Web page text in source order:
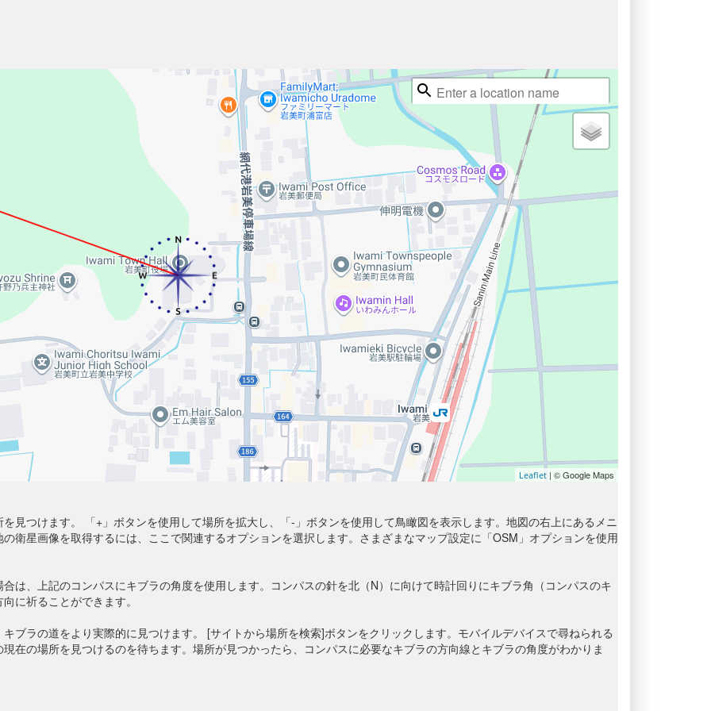
Leaflet | © Google Maps
見つけます。 「+」ボタンを使用して場所を拡大し、「-」ボタンを使用して鳥瞰図を表示します。地図の右上にあるメニ
衛星画像を取得するには、ここで関連するオプションを選択します。さまざまなマップ設定に「OSM」オプションを使用
は、上記のコンパスにキブラの角度を使用します。コンパスの針を北（N）に向けて時計回りにキブラ角（コンパスのキ
に祈ることができます。
ブラの道をより実際的に見つけます。 [サイトから場所を検索]ボタンをクリックします。モバイルデバイスで尋ねられる
在の場所を見つけるのを待ちます。場所が見つかったら、コンパスに必要なキブラの方向線とキブラの角度がわかりま